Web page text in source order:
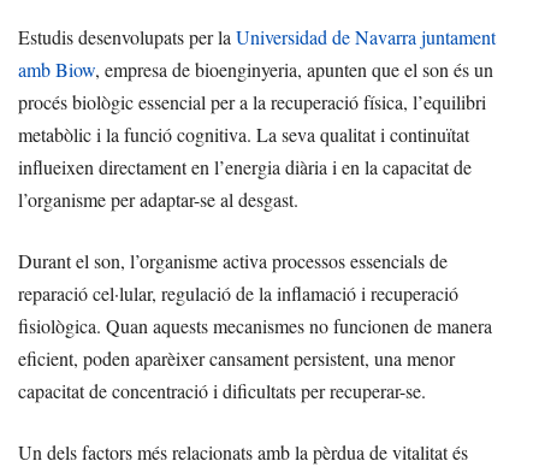
Estudis desenvolupats per laUniversidad de Navarra juntament
amb Biow, empresa de bioenginyeria, apunten que el son és un
procés biològic essencial per a la recuperació física, l’equilibri
metabòlic i la funció cognitiva. La seva qualitat i continuïtat
influeixen directament en l’energia diària i en la capacitat de
l’organisme per adaptar-se al desgast.
Durant el son, l’organisme activa processos essencials de
reparació cel·lular, regulació de la inflamació i recuperació
fisiològica. Quan aquests mecanismes no funcionen de manera
eficient, poden aparèixer cansament persistent, una menor
capacitat de concentració i dificultats per recuperar-se.
Un dels factors més relacionats amb la pèrdua de vitalitat és